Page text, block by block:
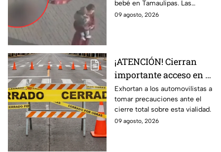
y les pasa por encima;
así ocurrió
bebé en Tamaulipas. Las
fuertes imágenes captadas por
09 agosto, 2026
¡ATENCIÓN! Cierran
importante acceso en el
Eje Metropolitano en
León; ¿cuál es el
motivo?
Exhortan a los automovilistas a
tomar precauciones ante el
cierre total sobre esta vialidad.
09 agosto, 2026